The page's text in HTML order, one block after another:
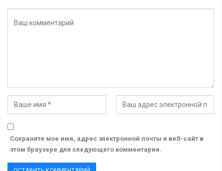
Сохраните мое имя, адрес электронной почты и веб-сайт в
этом браузере для следующего комментария.